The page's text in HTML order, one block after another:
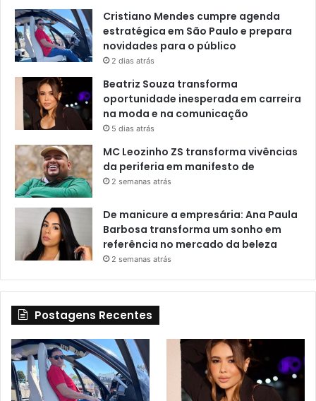
Cristiano Mendes cumpre agenda
estratégica em São Paulo e prepara
novidades para o público
2 dias atrás
Beatriz Souza transforma
oportunidade inesperada em carreira
na moda e na comunicação
5 dias atrás
MC Leozinho ZS transforma vivências
da periferia em manifesto de
2 semanas atrás
De manicure a empresária: Ana Paula
Barbosa transforma um sonho em
referência no mercado da beleza
2 semanas atrás
Postagens Recentes